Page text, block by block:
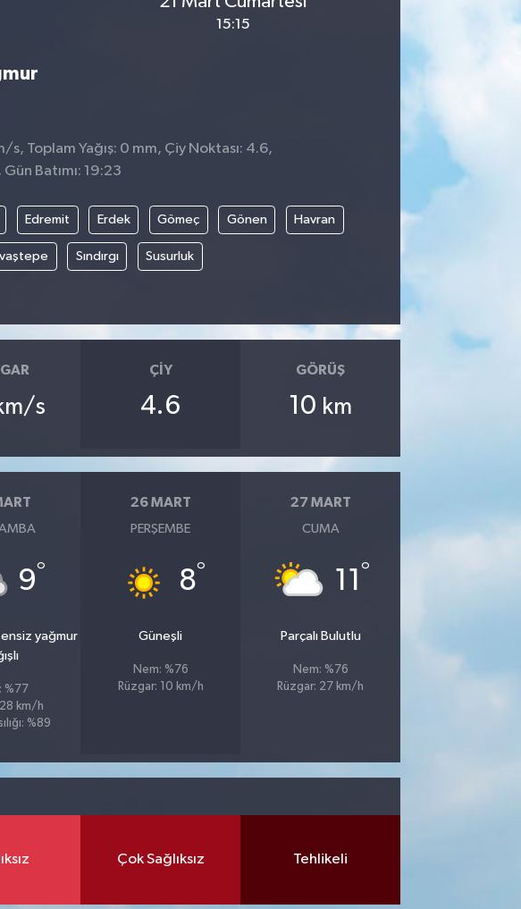
15:15
s, Toplam Yağış: 0 mm, Çiy Noktası: 4.6,
Batımı: 19:23
Edremit Erdek Gömeç Gönen Havran
Sındırgı Susurluk
s
ÇIY
4.6
GÖRÜŞ
10 km
9°
yağmur
%77
km/h
%89
26 MART
PERŞEMBE
8°
Güneşli
Nem: %76
Rüzgar: 10 km/h
27 MART
CUMA
11 °
Parçalı Bulutlu
Nem: %76
Rüzgar: 27 km/h
Çok Sağlıksız Tehlikeli